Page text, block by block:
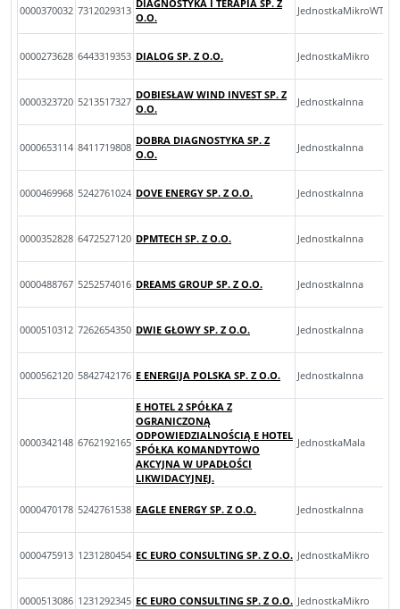
0000370032 7312029313
DIAGNOSTYKA I TERAPIA SP. Z
O.O.
JednostkaMikroWTys
0000273628 6443319353 DIALOG SP. Z O.O. JednostkaMikro
0000323720 5213517327
DOBIESŁAW WIND INVEST SP. Z
O.O.
JednostkaInna
0000653114 8411719808
DOBRA DIAGNOSTYKA SP. Z
O.O.
JednostkaInna
0000469968 5242761024 DOVE ENERGY SP. Z O.O. JednostkaInna
0000352828 6472527120 DPMTECH SP. Z O.O. JednostkaInna
0000488767 5252574016 DREAMS GROUP SP. Z O.O. JednostkaInna
0000510312 7262654350 DWIE GŁOWY SP. Z O.O. JednostkaInna
0000562120 5842742176 E ENERGIJA POLSKA SP. Z O.O. JednostkaInna
0000342148 6762192165
E HOTEL 2 SPÓŁKA Z
OGRANICZONĄ
ODPOWIEDZIALNOŚCIĄ E HOTEL
SPÓŁKA KOMANDYTOWO
AKCYJNA W UPADŁOŚCI
LIKWIDACYJNEJ.
JednostkaMala
0000470178 5242761538 EAGLE ENERGY SP. Z O.O. JednostkaInna
0000475913 1231280454 EC EURO CONSULTING SP. Z O.O. JednostkaMikro
0000513086 1231292345 EC EURO CONSULTING SP. Z O.O. JednostkaMikro